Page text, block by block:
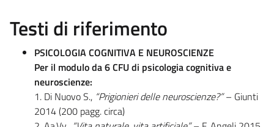
Testi di riferimento
PSICOLOGIA COGNITIVA E NEUROSCIENZE
Per il modulo da 6 CFU di psicologia cognitiva e
neuroscienze:
1. Di Nuovo S., “Prigionieri delle neuroscienze?”– Giunti
2014 (200 pagg. circa)